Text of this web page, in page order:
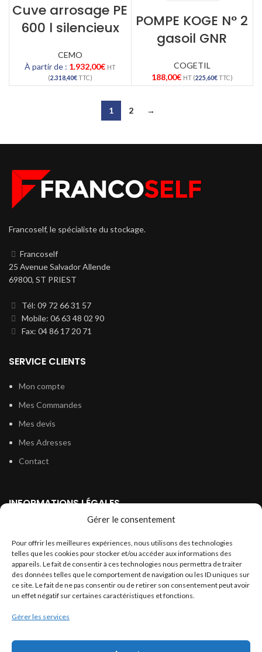
Gérer le consentement
Pour offrir les meilleures expériences, nous utilisons des technologies
telles que les cookies pour stocker et/ou accéder aux informations des
appareils. Le fait de consentir à ces technologies nous permettra de traiter
des données telles que le comportement de navigation ou les ID uniques sur
ce site. Le fait de ne pas consentir ou de retirer son consentement peut avoir
un effet négatif sur certaines caractéristiques et fonctions.
Gérer les services
Cuve arrosage PE
600 l silencieux
CEMO
À partir de : 1.932,00€ HT
(2.318,40€TTC)
POMPE KOGE N° 2
gasoil GNR
COGETIL
188,00€ HT (225,60€TTC)
1 2 →
Francoself, le spécialiste du stockage.
Francoself
25 Avenue Salvador Allende
69800, ST PRIEST
Tél: 09 72 66 31 57
Mobile: 06 63 48 02 90
Fax: 04 86 17 20 71
SERVICE CLIENTS
Mon compte
Mes Commandes
Mes devis
Mes Adresses
Contact
INFORMATIONS LÉGALES
Conditions générales de vente
Conditions générales d’utilisation
Politique de cookies (UE)